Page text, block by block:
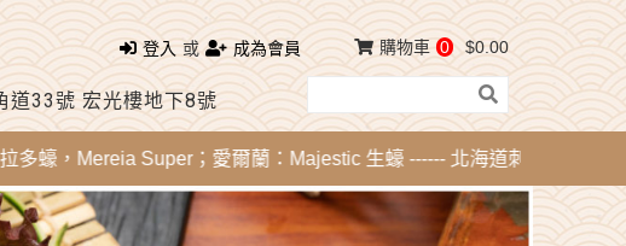
登入 或 成為會員
道33號 宏光樓地下8號
購物車 0 $0.00
Super；愛爾蘭：Majestic 生蠔 ------ 北海道刺身 - 活帶子，活